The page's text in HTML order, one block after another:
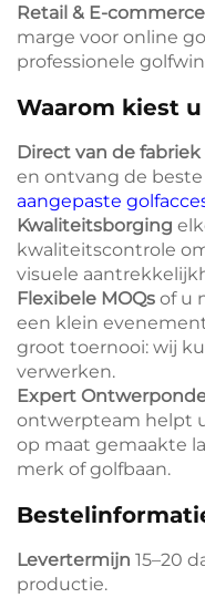
Retail & E-commerce
marge voor online
professionele
Waarom kiest u
Direct van de fabriek
en ontvang de
aangepaste
Kwaliteitsborging
kwaliteitscontrole
visuele
Flexibele MOQs of u
een klein
groot toernooi: wij
verwerken.
Expert
ontwerpteam helpt
op maat gemaakte
merk of golfbaan.
Levertermijn 15–20
productie.